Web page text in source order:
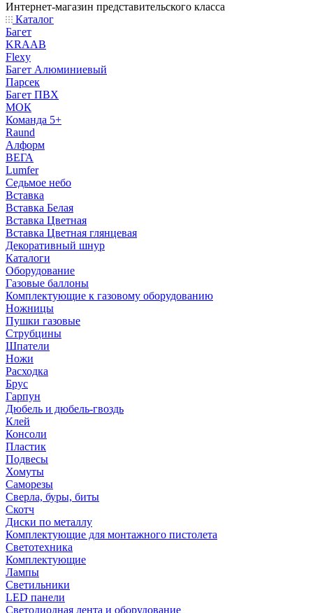
Интернет-магазин представительского класса
Каталог
Багет
KRAAB
Flexy
Багет Алюминиевый
Парсек
Багет ПВХ
МОК
Команда 5+
Raund
Алформ
ВЕГА
Lumfer
Седьмое небо
Вставка
Вставка Белая
Вставка Цветная
Вставка Цветная глянцевая
Декоративный шнур
Каталоги
Оборудование
Газовые баллоны
Комплектующие к газовому оборудованию
Ножницы
Пушки газовые
Струбцины
Шпатели
Ножи
Расходка
Брус
Гарпун
Дюбель и дюбель-гвоздь
Клей
Консоли
Пластик
Подвесы
Хомуты
Саморезы
Сверла, буры, биты
Скотч
Диски по металлу
Комплектующие для монтажного пистолета
Светотехника
Комплектующие
Лампы
Светильники
LED панели
Светодиодная лента и оборудование